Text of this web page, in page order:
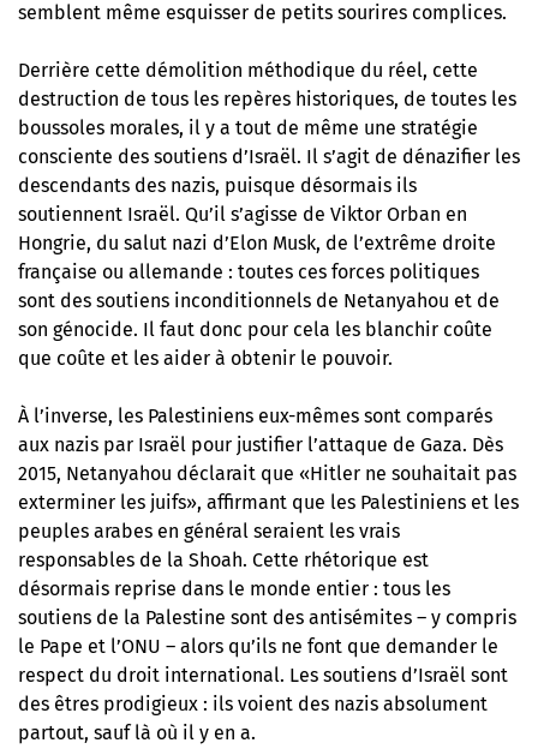
semblent même esquisser de petits sourires complices.
Derrière cette démolition méthodique du réel, cette
destruction de tous les repères historiques, de toutes les
boussoles morales, il y a tout de même une stratégie
consciente des soutiens d’Israël. Il s’agit de dénazifier les
descendants des nazis, puisque désormais ils
soutiennent Israël. Qu’il s’agisse de Viktor Orban en
Hongrie, du salut nazi d’Elon Musk, de l’extrême droite
française ou allemande : toutes ces forces politiques
sont des soutiens inconditionnels de Netanyahou et de
son génocide. Il faut donc pour cela les blanchir coûte
que coûte et les aider à obtenir le pouvoir.
À l’inverse, les Palestiniens eux-mêmes sont comparés
aux nazis par Israël pour justifier l’attaque de Gaza. Dès
2015, Netanyahou déclarait que «Hitler ne souhaitait pas
exterminer les juifs», affirmant que les Palestiniens et les
peuples arabes en général seraient les vrais
responsables de la Shoah. Cette rhétorique est
désormais reprise dans le monde entier : tous les
soutiens de la Palestine sont des antisémites – y compris
le Pape et l’ONU – alors qu’ils ne font que demander le
respect du droit international. Les soutiens d’Israël sont
des êtres prodigieux : ils voient des nazis absolument
partout, sauf là où il y en a.